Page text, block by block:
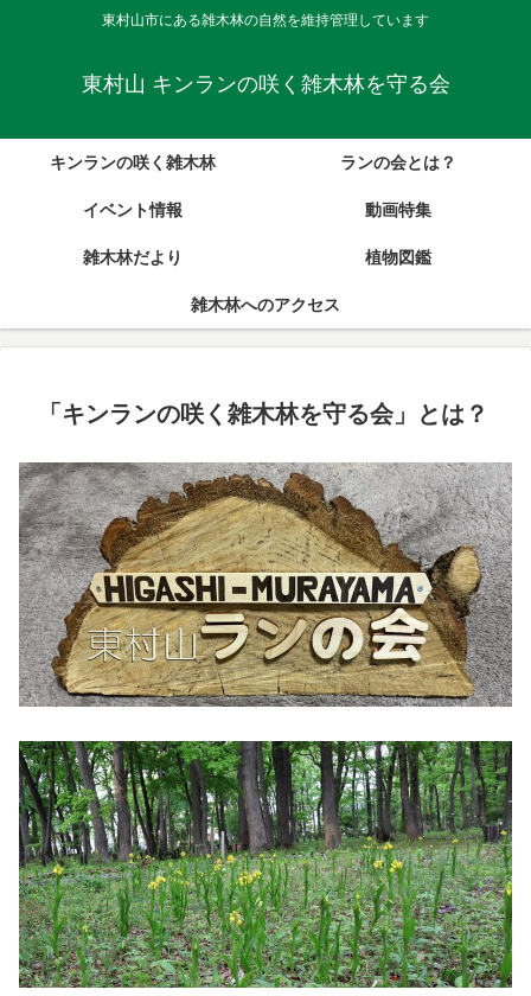
東村山市にある雑木林の自然を維持管理しています
東村山 キンランの咲く雑木林を守る会
キンランの咲く雑木林 ランの会とは？
イベント情報 動画特集
雑木林だより 植物図鑑
雑木林へのアクセス
「キンランの咲く雑木林を守る会」とは？